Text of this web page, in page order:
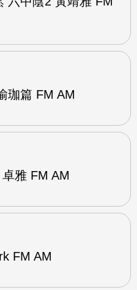
珈篇 FM AM
雅 FM AM
FM AM